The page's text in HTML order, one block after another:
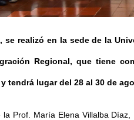
se realizó en la sede de la
Regional, que tiene
tendrá lugar del 28 al 30 de
la Prof. María Elena Villalba